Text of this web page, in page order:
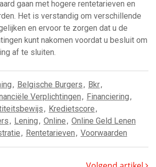
gaan met hogere rentetarieven en
Het is verstandig om verschillende
en ervoor te zorgen dat u de
kunt nakomen voordat u besluit om
af te sluiten.
, Belgische Burgers, Bkr,
Verplichtingen, Financiering,
, Kredietscore,
, Lening, Online, Online Geld Lenen
, Rentetarieven, Voorwaarden